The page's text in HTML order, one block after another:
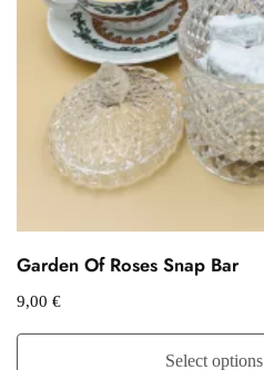
Garden Of Roses Snap Bar
9,00 €
Select options